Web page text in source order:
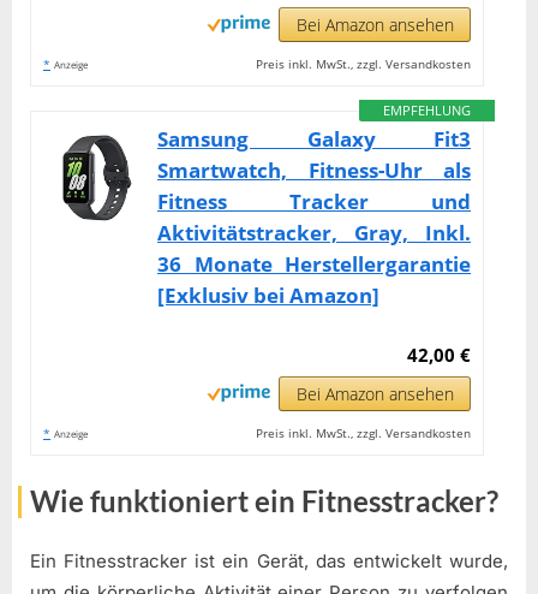
Bei Amazon ansehen
* Anzeige Preis inkl. MwSt., zzgl. Versandkosten
EMPFEHLUNG
Samsung Galaxy Fit3
Smartwatch, Fitness-Uhr als
Fitness Tracker und
Aktivitätstracker, Gray, Inkl.
36 Monate Herstellergarantie
[Exklusiv bei Amazon]
42,00 €
Bei Amazon ansehen
* Anzeige Preis inkl. MwSt., zzgl. Versandkosten
Wie funktioniert ein Fitnesstracker?
Ein Fitnesstracker ist ein Gerät, das entwickelt wurde,